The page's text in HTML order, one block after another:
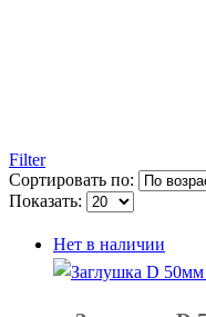
Filter
Сортировать по:
Показать:
Нет в наличии